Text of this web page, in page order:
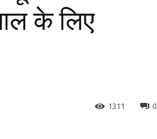
के लिए
0
1311